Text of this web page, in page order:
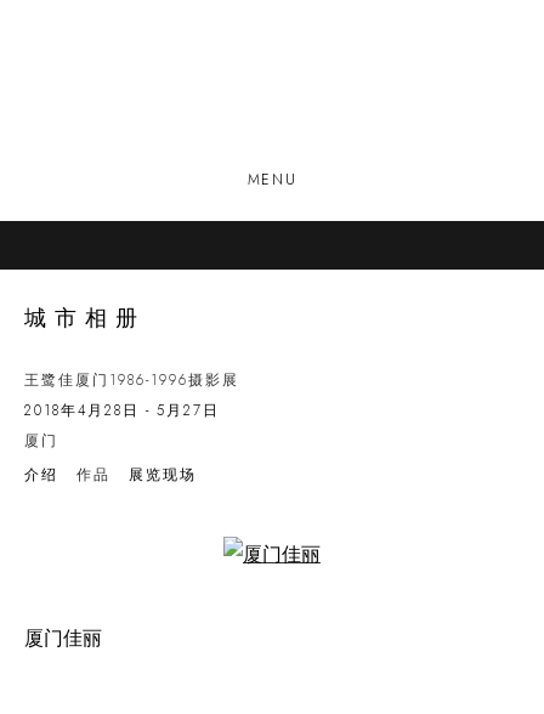
MENU
城市相册
王鹭佳厦门1986-1996摄影展
2018年4月28日 - 5月27日
厦门
介绍
作品 展览现场
Open a larger version of the following image in a popup:
厦门佳丽